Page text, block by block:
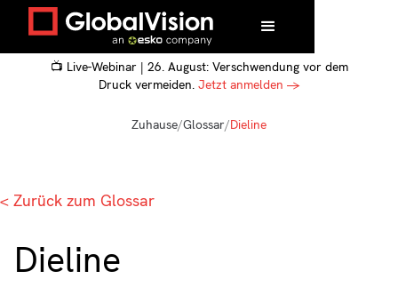
📺 Live-Webinar | 26. August: Verschwendung vor dem
Druck vermeiden. Jetzt anmelden →
Zuhause/Glossar/Dieline
< Zurück zum Glossar
Dieline